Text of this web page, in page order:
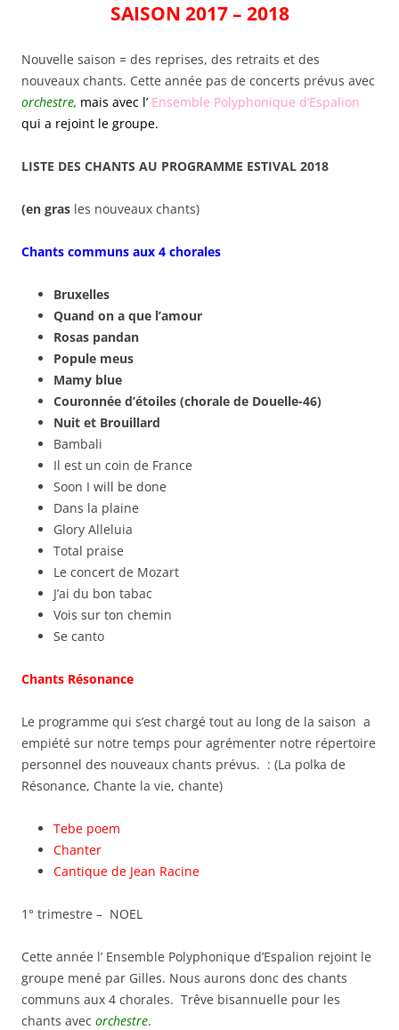
SAISON 2017 – 2018
Nouvelle saison = des reprises, des retraits et des
nouveaux chants. Cette année pas de concerts prévus avec
orchestre, mais avec l’ Ensemble Polyphonique d’Espalion
qui a rejoint le groupe.
LISTE DES CHANTS AU PROGRAMME ESTIVAL 2018
(en gras les nouveaux chants)
Chants communs aux 4 chorales
Bruxelles
Quand on a que l’amour
Rosas pandan
Popule meus
Mamy blue
Couronnée d’étoiles (chorale de Douelle-46)
Nuit et Brouillard
Bambali
Il est un coin de France
Soon I will be done
Dans la plaine
Glory Alleluia
Total praise
Le concert de Mozart
J’ai du bon tabac
Vois sur ton chemin
Se canto
Chants Résonance
Le programme qui s’est chargé tout au long de la saison a
empiété sur notre temps pour agrémenter notre répertoire
personnel des nouveaux chants prévus. : (La polka de
Résonance, Chante la vie, chante)
Tebe poem
Chanter
Cantique de Jean Racine
1° trimestre – NOEL
Cette année l’ Ensemble Polyphonique d’Espalion rejoint le
groupe mené par Gilles. Nous aurons donc des chants
communs aux 4 chorales. Trêve bisannuelle pour les
chants avec orchestre.